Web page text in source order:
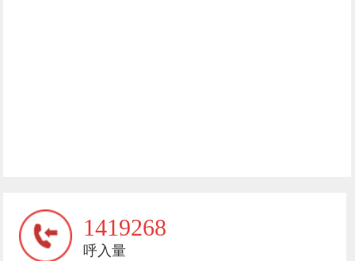
1419268
呼入量